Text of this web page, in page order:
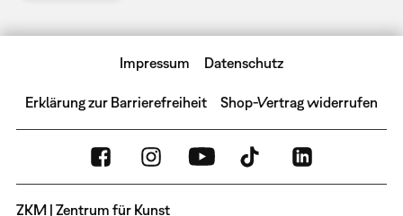
Impressum Datenschutz
Erklärung zur Barrierefreiheit Shop-Vertrag widerrufen
ZKM | Zentrum für Kunst